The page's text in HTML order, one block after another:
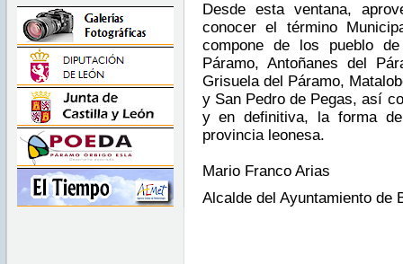
Desde esta ventana,
conocer el término
compone de los pueblo
Páramo, Antoñanes del
Grisuela del Páramo,
y San Pedro de Pegas, así
y en definitiva, la forma
provincia leonesa.
Mario Franco Arias
Alcalde del Ayuntamiento de